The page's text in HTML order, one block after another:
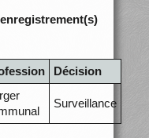
Décision
Surveillance